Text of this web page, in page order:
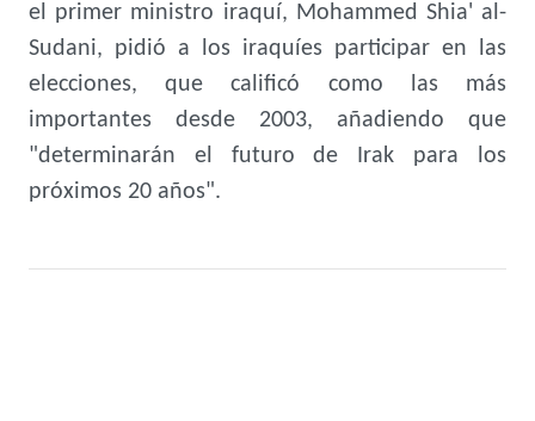
el primer ministro iraquí, Mohammed Shia' al-
Sudani, pidió a los iraquíes participar en las
elecciones, que calificó como las más
importantes desde 2003, añadiendo que
"determinarán el futuro de Irak para los
próximos 20 años".